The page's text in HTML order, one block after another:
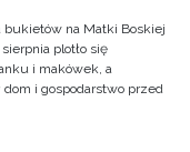
bukietów na Matki Boskiej
plotło się
i makówek, a
dom i gospodarstwo przed